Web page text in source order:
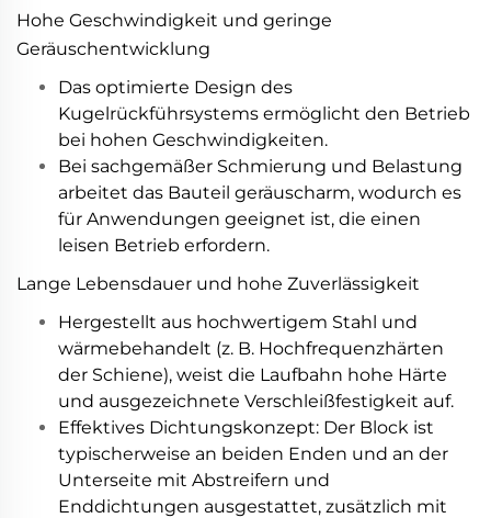
Hohe Geschwindigkeit und geringe
Geräuschentwicklung
Das optimierte Design des
Kugelrückführsystems ermöglicht den Betrieb
bei hohen Geschwindigkeiten.
Bei sachgemäßer Schmierung und Belastung
arbeitet das Bauteil geräuscharm, wodurch es
für Anwendungen geeignet ist, die einen
leisen Betrieb erfordern.
Lange Lebensdauer und hohe Zuverlässigkeit
Hergestellt aus hochwertigem Stahl und
wärmebehandelt (z. B. Hochfrequenzhärten
der Schiene), weist die Laufbahn hohe Härte
und ausgezeichnete Verschleißfestigkeit auf.
Effektives Dichtungskonzept: Der Block ist
typischerweise an beiden Enden und an der
Unterseite mit Abstreifern und
Enddichtungen ausgestattet, zusätzlich mit